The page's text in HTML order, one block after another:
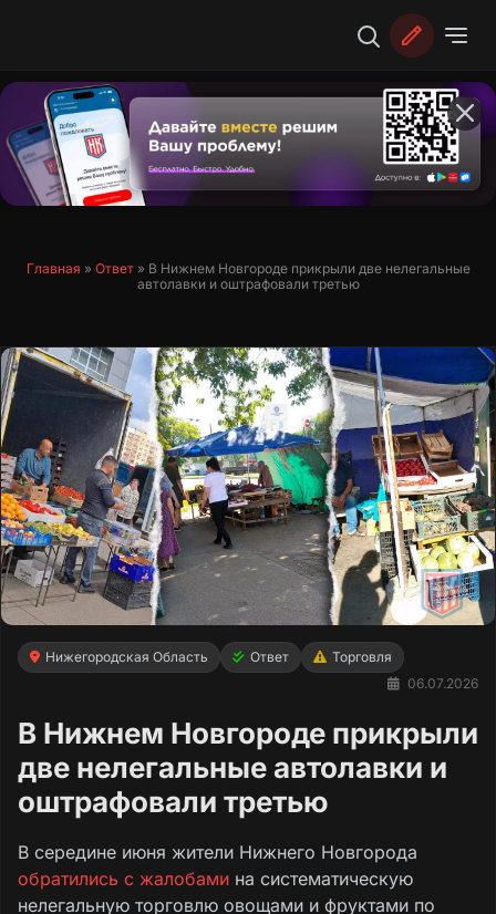
Главная » Ответ» В Нижнем Новгороде прикрыли две нелегальные
автолавки и оштрафовали третью
Нижегородская Область Ответ
Торговля
06.07.2026
В Нижнем Новгороде прикрыли
две нелегальные автолавки и
оштрафовали третью
В середине июня жители Нижнего Новгорода
обратились с жалобами на систематическую
нелегальную торговлю овощами и фруктами по